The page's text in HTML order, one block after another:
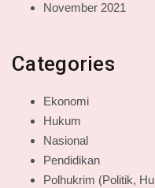
November 2021
Categories
Ekonomi
Hukum
Nasional
Pendidikan
Polhukrim (Politik,